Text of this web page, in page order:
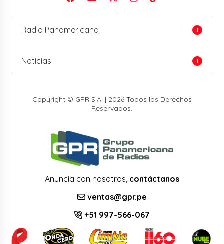
Radio Panamericana
Noticias
Copyright © GPR S.A. | 2026 Todos los Derechos
Reservados.
Anuncia con nosotros, contáctanos
ventas@gpr.pe
+51 997-566-067